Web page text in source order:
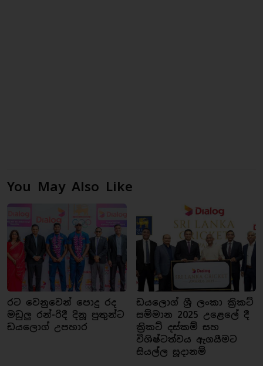
You May Also Like
රට වෙනුවෙන් පොදු රද
මඩුලු රන්-රිදී දිනූ පුතුන්ට
ඩයලොග් උපහාර
ඩයලොග් ශ්‍රී ලංකා ක්‍රිකට්
සම්මාන 2025 උළෙලේ දී
ක්‍රිකට් දස්කම් සහ
විශිෂ්ටත්වය ඇගයීමට
සියල්ල සූදානම්